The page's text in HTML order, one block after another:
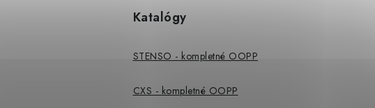
Katalógy
STENSO - kompletné OOPP
CXS - kompletné OOPP